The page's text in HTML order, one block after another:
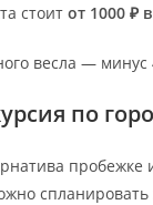
стоит от 1000 ₽
весла —
по
пробежке